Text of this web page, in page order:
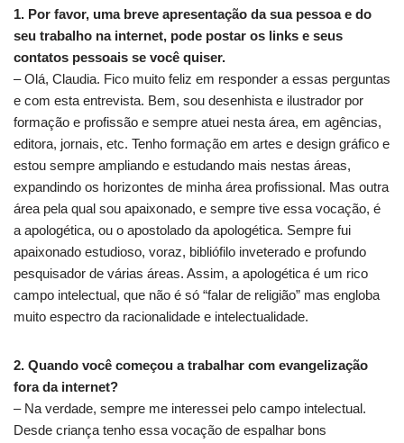
1. Por favor, uma breve apresentação da sua pessoa e do
seu trabalho na internet, pode postar os links e seus
contatos pessoais se você quiser.
– Olá, Claudia. Fico muito feliz em responder a essas perguntas
e com esta entrevista. Bem, sou desenhista e ilustrador por
formação e profissão e sempre atuei nesta área, em agências,
editora, jornais, etc. Tenho formação em artes e design gráfico e
estou sempre ampliando e estudando mais nestas áreas,
expandindo os horizontes de minha área profissional. Mas outra
área pela qual sou apaixonado, e sempre tive essa vocação, é
a apologética, ou o apostolado da apologética. Sempre fui
apaixonado estudioso, voraz, bibliófilo inveterado e profundo
pesquisador de várias áreas. Assim, a apologética é um rico
campo intelectual, que não é só “falar de religião” mas engloba
muito espectro da racionalidade e intelectualidade.
2. Quando você começou a trabalhar com evangelização
fora da internet?
– Na verdade, sempre me interessei pelo campo intelectual.
Desde criança tenho essa vocação de espalhar bons